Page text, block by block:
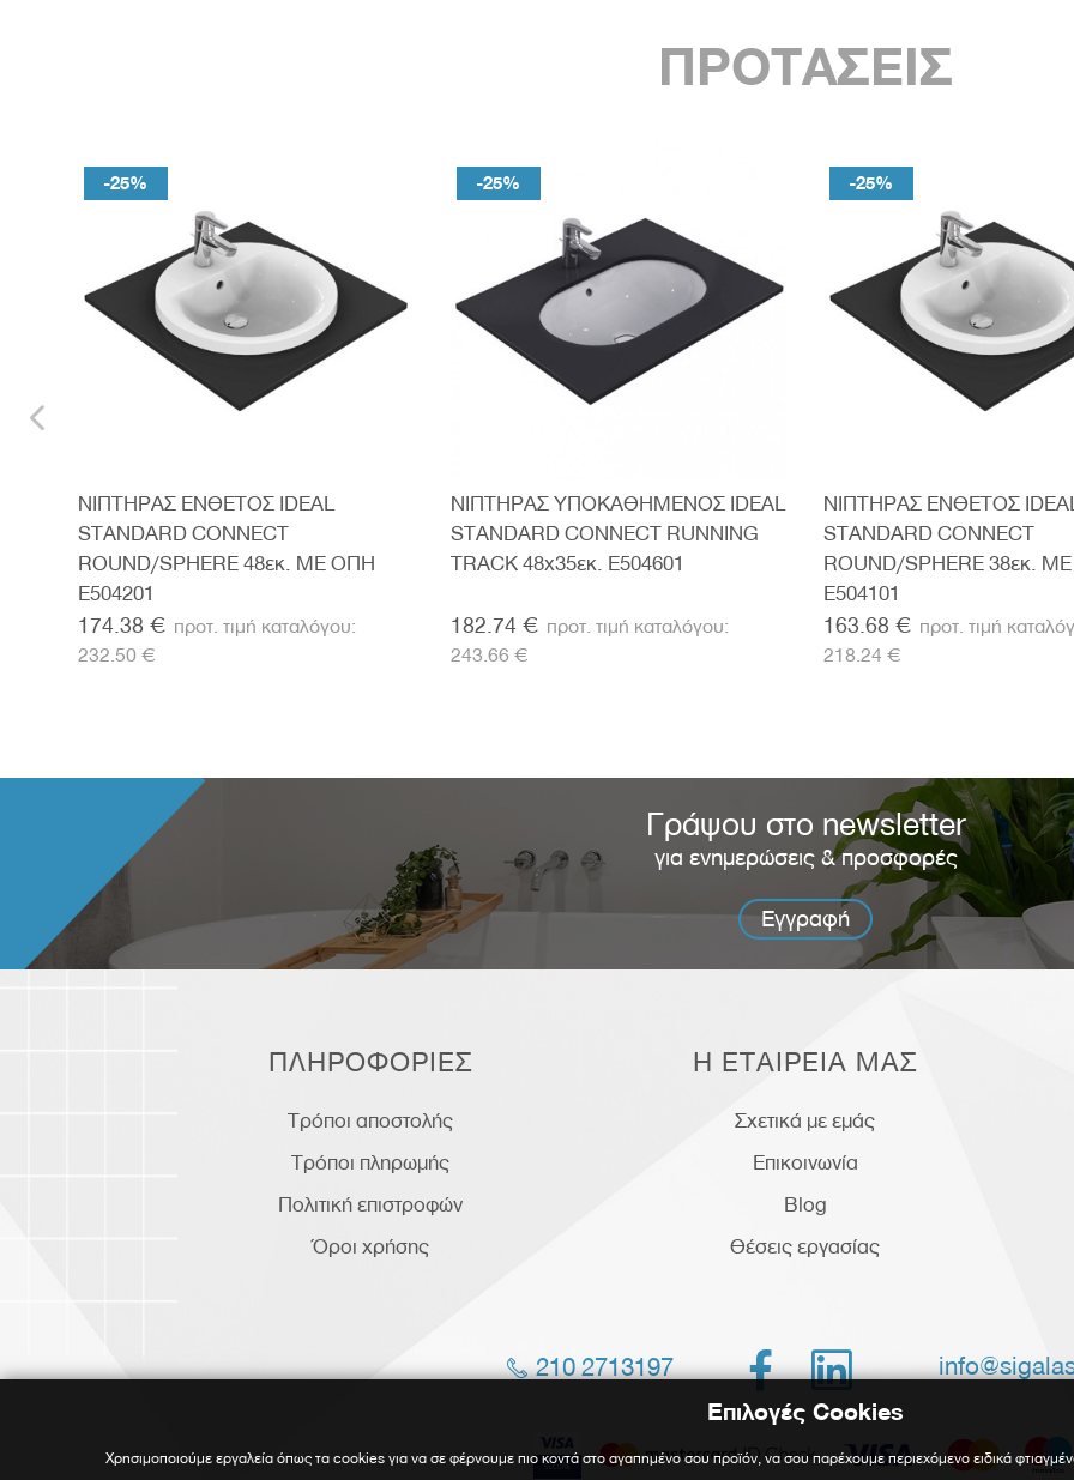
ΠΡΟΤΑΣΕΙΣ
-25%
ΝΙΠΤΗΡΑΣ ΕΝΘΕΤΟΣ IDEAL
STANDARD CONNECT
ROUND/SPHERE 48εκ. ΜΕ ΟΠΗ
E504201
174.38 €
232.50 €
-25%
ΝΙΠΤΗΡΑΣ ΥΠΟΚΑΘΗΜΕΝΟΣ IDEAL
STANDARD CONNECT RUNNING
TRACK 48x35εκ. E504601
182.74 €
243.66 €
-25%
ΝΙΠΤΗΡΑΣ ΕΝΘΕΤΟΣ IDEAL
STANDARD CONNECT
ROUND/SPHERE 38εκ.
E504101
163.68 €
218.24 €
Γράψου στο newsletter
για ενημερώσεις & προσφορές
Εγγραφή
ΠΛΗΡΟΦΟΡΙΕΣ
Τρόποι αποστολής
Τρόποι πληρωμής
Πολιτική επιστροφών
Όροι χρήσης
Η ΕΤΑΙΡΕΙΑ ΜΑΣ
Σχετικά με εμάς
Επικοινωνία
Blog
Θέσεις εργασίας
210 2713197  
Επιλογές Cookies
Χρησιμοποιούμε εργαλεία όπως τα cookies για να σε φέρνουμε πιο κοντά στο αγαπημένο σου προϊόν, να σου παρέχουμε περιεχόμενο ειδικά